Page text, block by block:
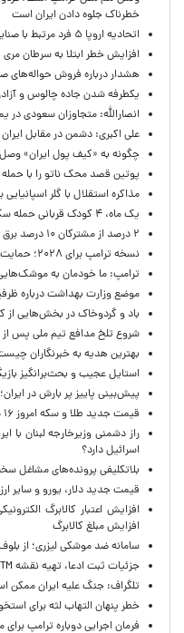
خطرناک جلوه دادن ایران است
اتحادیه اروپا ۵ فرد مرتبط با صنایع دفاعی روسیه را تحریم کرد
افزایش خطر ابتلا به سرطان مری با
هشدار درباره فروش حواله‌های
یکطرفه شدن جاده چالوس و
انصارالله: متجاوزان سعودی در
علی اکبری: دشمن در مقابل
چگونه به «کیف پول ایران»
پوتین قصد محک ناتو را با
مذاکره استقلال با گلر اسپانیایی
یک ماه، ۴ کودک قربانی حمله سگ‌ها در سنندج / چرا حوادث تکرار می‌شود؟
۲ درصد از مشترکان ۱۰ درصد برق خانگی را مصرف می‌کنند!
نسخه ترامپ برای ۲۰۲۸؛ حمایت محرمانه از نامزدی جی‌دی ونس
ترامپ: ما خودمان به موشک‌هایی
موضع وزارت بهداشت درباره ظرفیت
باد و گردوخاک در بخش‌هایی از
شروع تلخ مدافع تیم ملی پس
بهترین هدیه به خبرنگاران
استایل عجیب و بحث‌برانگیز
پیش‌بینی پاییز پر بارش در
قیمت جدید طلا و سکه امروز ۱۶ مردادماه ۱۴۰۵/ جدول
راز دشمنی وزیرخارجه لبنان
اسرائیل دارد؟
بلاتکلیفی پرونده‌های مشاغل
قیمت جدید دلار، یورو و سایر ارزها امروز ۱۶
افزایش اعتبار کالابرگ
افزایش مبلغ کالابرگ
سامانه ضد موشکی لیزری؛ از
جزئیات ثبت ادعا، تهیه نقشه UTM و ارائه مادر سند اعلام شد
تلگراف: جنگ علیه ایران ممکن
خطر پنهان التهاب لثه برای
فرمان اجرایی دوباره ترامپ